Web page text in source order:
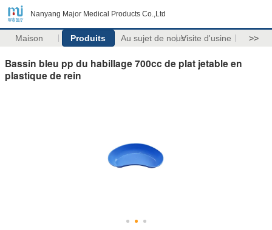
Nanyang Major Medical Products Co.,Ltd
Maison Produits Au sujet de nousVisite d'usine >>
Bassin bleu pp du habillage 700cc de plat jetable en
plastique de rein